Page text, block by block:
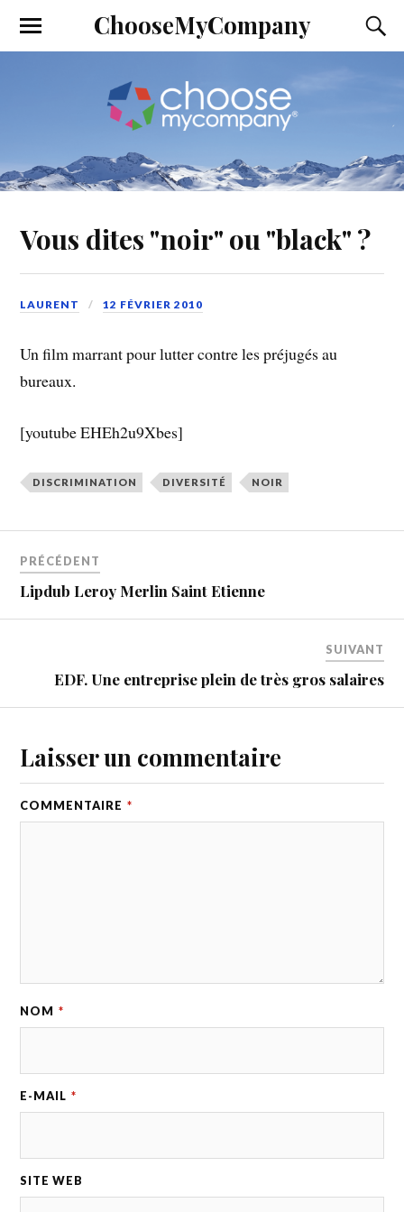
ChooseMyCompany
Vous dites "noir" ou "black" ?
LAURENT 12 FÉVRIER 2010
Un film marrant pour lutter contre les préjugés au
bureaux.
[youtube EHEh2u9Xbes]
DISCRIMINATION DIVERSITÉ NOIR
PRÉCÉDENT
Lipdub Leroy Merlin Saint Etienne
SUIVANT
EDF. Une entreprise plein de très gros salaires
Laisser un commentaire
COMMENTAIRE *
NOM *
E-MAIL *
SITE WEB